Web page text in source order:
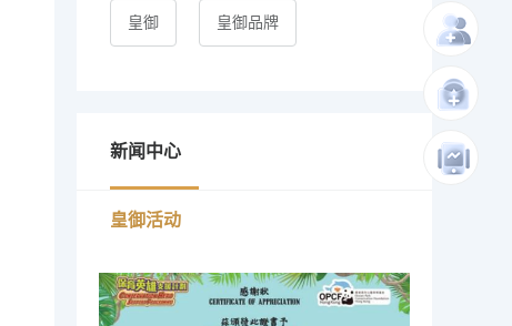
皇御 皇御品牌
新闻中心
皇御活动